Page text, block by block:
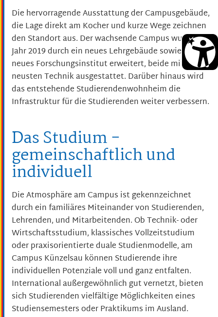
Die hervorragende Ausstattung der Campusgebäude,
die Lage direkt am Kocher und kurze Wege zeichnen
den Standort aus. Der wachsende Campus wurde im
Jahr 2019 durch ein neues Lehrgebäude sowie ein
neues Forschungsinstitut erweitert, beide mit der
neusten Technik ausgestattet. Darüber hinaus wird
das entstehende Studierendenwohnheim die
Infrastruktur für die Studierenden weiter verbessern.
Das Studium -
gemeinschaftlich und
individuell
Die Atmosphäre am Campus ist gekennzeichnet
durch ein familiäres Miteinander von Studierenden,
Lehrenden, und Mitarbeitenden. Ob Technik- oder
Wirtschaftsstudium, klassisches Vollzeitstudium
oder praxisorientierte duale Studienmodelle, am
Campus Künzelsau können Studierende ihre
individuellen Potenziale voll und ganz entfalten.
International außergewöhnlich gut vernetzt, bieten
sich Studierenden vielfältige Möglichkeiten eines
Studiensemesters oder Praktikums im Ausland.